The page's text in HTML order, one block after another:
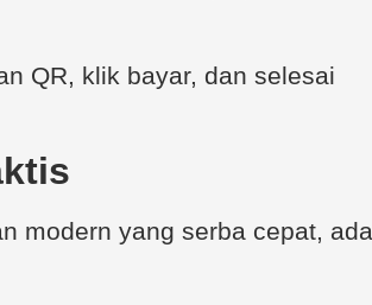
QR, klik bayar, dan selesai
modern yang serba cepat, ada